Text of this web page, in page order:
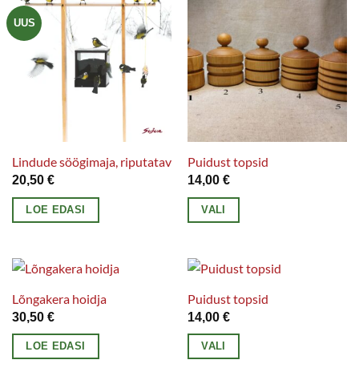
UUS
Lindude söögimaja, riputatav
20,50 €
LOE EDASI
Puidust topsid
14,00 €
VALI
on
mitu
varianti.
Valikuid
saab
Lõngakera hoidja
30,50 €
LOE EDASI
Puidust topsid
14,00 €
VALI